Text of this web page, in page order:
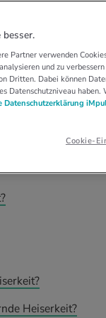
die
für
Heiserkeit?
besser.
Partner verwenden
und zu
Dritten. Dabei können
Datenschutzniveau
Datenschutzerklärung
Cookie-